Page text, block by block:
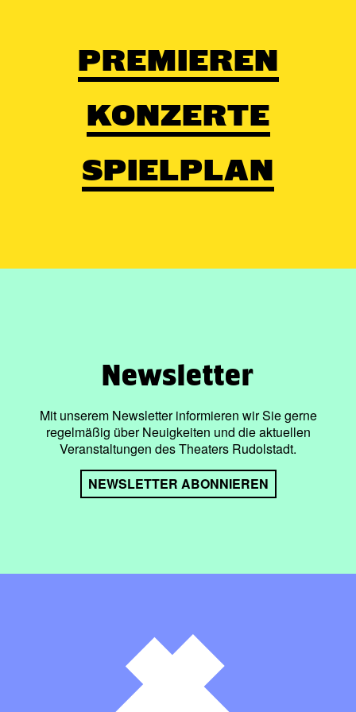
PREMIEREN
KONZERTE
SPIELPLAN
Newsletter
Mit unserem Newsletter informieren wir Sie gerne
regelmäßig über Neuigkeiten und die aktuellen
Veranstaltungen des Theaters Rudolstadt.
NEWSLETTER ABONNIEREN